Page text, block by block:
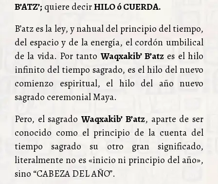
B’ATZ’; quiere decirHILO ó CUERDA.
B’atz es la ley, y nahual del principio del tiempo,
del espacio y de la energía, el cordón umbilical
de la vida. Por tanto Waqxakib’ B’atz es el hilo
infinito del tiempo sagrado, es el hilo del nuevo
comienzo espiritual, el hilo del año nuevo
sagrado ceremonial Maya.
Pero, el sagradoWaqxakib’ B’atz, aparte de ser
conocido como el principio de la cuenta del
tiempo sagrado su otro gran significado,
literalmente no es «inicio ni principio del año»,
sino “CABEZA DEL AÑO”.